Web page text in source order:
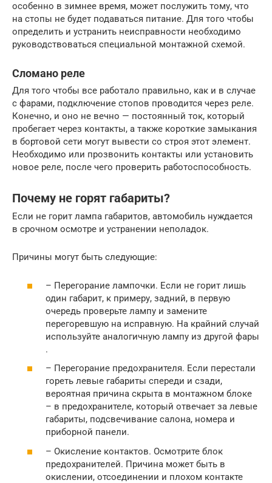
особенно в зимнее время, может послужить тому, что
на стопы не будет подаваться питание. Для того чтобы
определить и устранить неисправности необходимо
руководствоваться специальной монтажной схемой.
Сломано реле
Для того чтобы все работало правильно, как и в случае
с фарами, подключение стопов проводится через реле.
Конечно, и оно не вечно — постоянный ток, который
пробегает через контакты, а также короткие замыкания
в бортовой сети могут вывести со строя этот элемент.
Необходимо или прозвонить контакты или установить
новое реле, после чего проверить работоспособность.
Почему не горят габариты?
Если не горит лампа габаритов, автомобиль нуждается
в срочном осмотре и устранении неполадок.
Причины могут быть следующие:
– Перегорание лампочки. Если не горит лишь
один габарит, к примеру, задний, в первую
очередь проверьте лампу и замените
перегоревшую на исправную. На крайний случай
используйте аналогичную лампу из другой фары
.
– Перегорание предохранителя. Если перестали
гореть левые габариты спереди и сзади,
вероятная причина скрыта в монтажном блоке
– в предохранителе, который отвечает за левые
габариты, подсвечивание салона, номера и
приборной панели.
– Окисление контактов. Осмотрите блок
предохранителей. Причина может быть в
окислении, отсоединении и плохом контакте